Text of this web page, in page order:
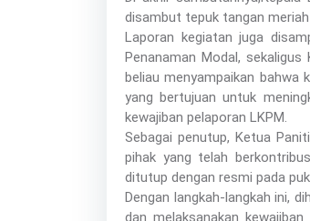
disambut tepuk tangan
Laporan kegiatan juga
Penanaman Modal, sekaligus
beliau menyampaikan bahwa
yang bertujuan untuk
kewajiban pelaporan LKPM.
Sebagai penutup, Ketua
pihak yang telah
ditutup dengan resmi pada
Dengan langkah-langkah ini,
dan melaksanakan